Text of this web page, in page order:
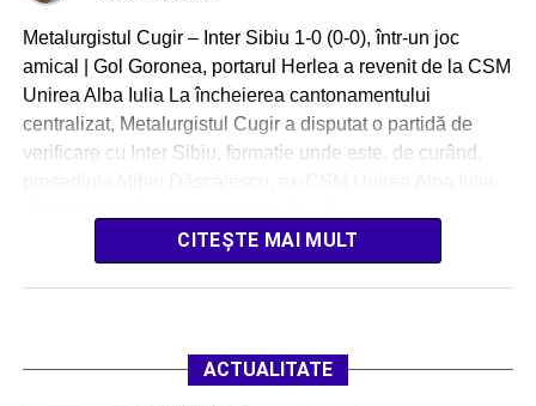
Metalurgistul Cugir – Inter Sibiu 1-0 (0-0), într-un joc
amical | Gol Goronea, portarul Herlea a revenit de la CSM
Unirea Alba Iulia La încheierea cantonamentului
centralizat, Metalurgistul Cugir a disputat o partidă de
verificare cu Inter Sibiu, formație unde este, de curând,
CITEȘTE MAI MULT
ACTUALITATE